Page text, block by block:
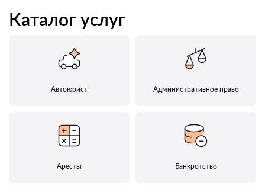
Каталог услуг
Автоюрист Административное право
Аресты Банкротство